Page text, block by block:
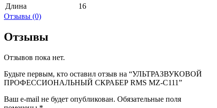
Длина
16
Отзывы (0)
Отзывы
Отзывов пока нет.
Будьте первым, кто оставил отзыв на “УЛЬТРАЗВУКОВОЙ
ПРОФЕССИОНАЛЬНЫЙ СКРАБЕР RMS MZ-C111”
Ваш e-mail не будет опубликован. Обязательные поля